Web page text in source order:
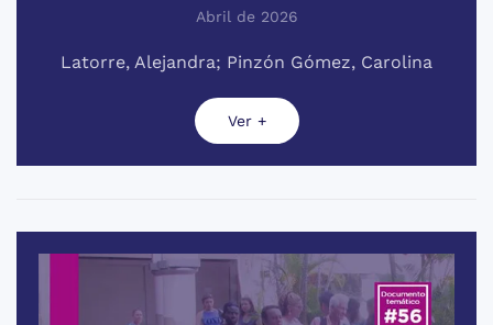
Abril de 2026
Latorre, Alejandra; Pinzón Gómez, Carolina
Ver +